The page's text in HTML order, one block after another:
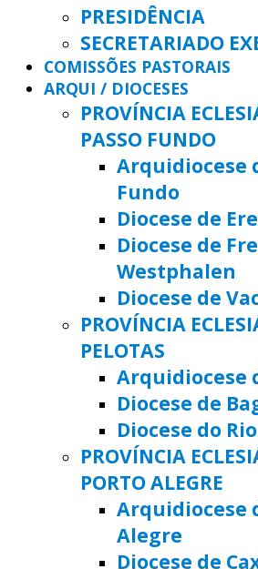
PRESIDÊNCIA
SECRETARIADO
COMISSÕES PASTORAIS
ARQUI / DIOCESES
PROVÍNCIA
PASSO FUNDO
Arquidiocese
Fundo
Diocese de
Diocese de
Westphalen
Diocese de
PROVÍNCIA
PELOTAS
Arquidiocese
Diocese de
Diocese do
PROVÍNCIA
PORTO ALEGRE
Arquidiocese
Alegre
Diocese de